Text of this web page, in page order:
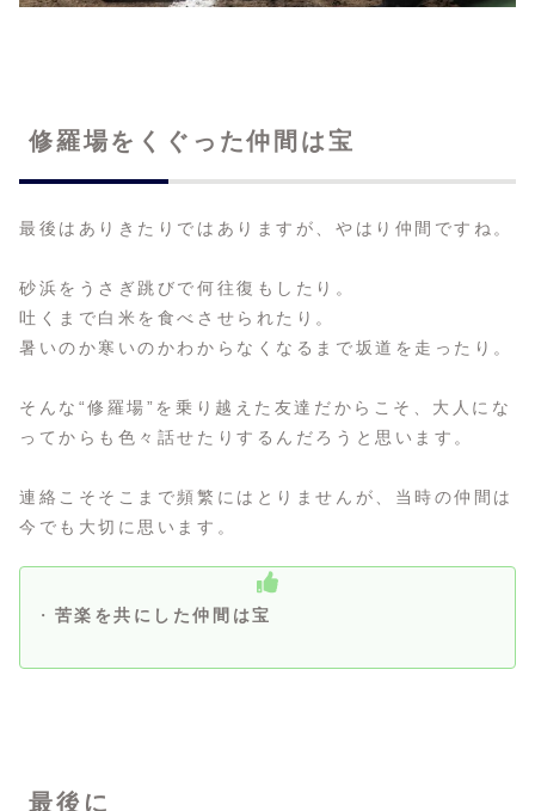
修羅場をくぐった仲間は宝
最後はありきたりではありますが、やはり仲間ですね。
砂浜をうさぎ跳びで何往復もしたり。
吐くまで白米を食べさせられたり。
暑いのか寒いのかわからなくなるまで坂道を走ったり。
そんな“修羅場”を乗り越えた友達だからこそ、大人にな
ってからも色々話せたりするんだろうと思います。
連絡こそそこまで頻繁にはとりませんが、当時の仲間は
今でも大切に思います。
・ 苦楽を共にした仲間は宝
最後に